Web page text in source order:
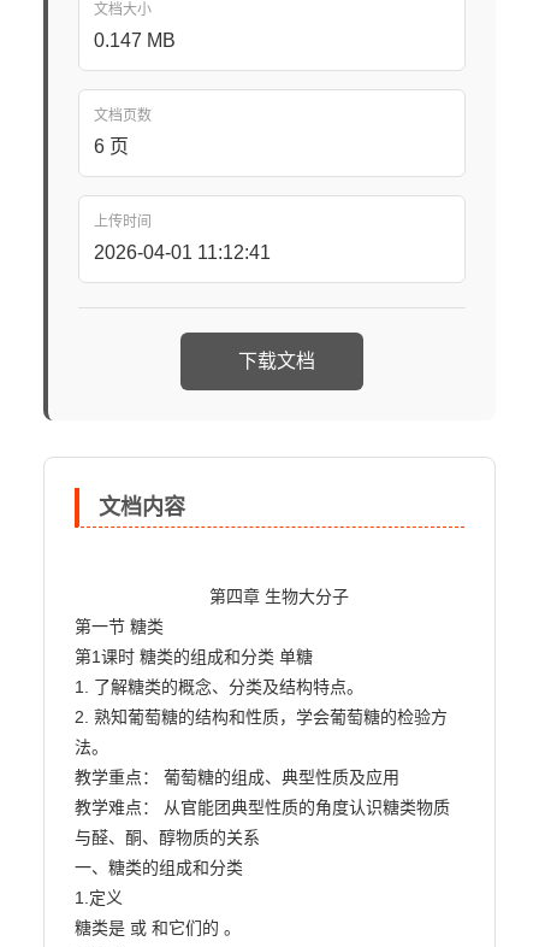
文档大小
0.147 MB
文档页数
6 页
上传时间
2026-04-01 11:12:41
下载文档
文档内容
第一节 糖类
第1课时 糖类的组成和分类 单糖
1. 了解糖类的概念、分类及结构特点。
2. 熟知葡萄糖的结构和性质，学会葡萄糖的检验方
法。
教学重点： 葡萄糖的组成、典型性质及应用
教学难点： 从官能团典型性质的角度认识糖类物质
与醛、酮、醇物质的关系
一、糖类的组成和分类
1.定义
糖类是 或 和它们的 。